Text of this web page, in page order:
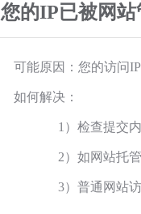
您的IP已被网
可能原因：您的访问
如何解决：
1）检查提交
2）如网站托
3）普通网站